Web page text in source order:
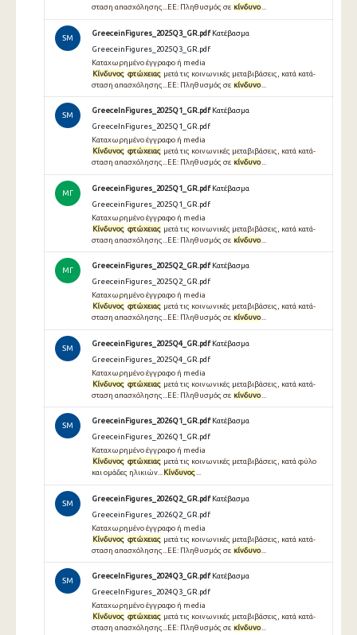
σταση απασχόλησης...ΕΕ: Πληθυσμός σε κίνδυνο...
SM
GreeceinFigures_2025Q3_GR.pdf Κατέβασμα
GreeceinFigures_2025Q3_GR.pdf
Καταχωρημένο έγγραφο ή media
Κίνδυνος φτώχειας μετά τις κοινωνικές μεταβιβάσεις, κατά κατά-
σταση απασχόλησης...ΕΕ: Πληθυσμός σε κίνδυνο...
SM
GreeceInFigures_2025Q1_GR.pdf Κατέβασμα
GreeceInFigures_2025Q1_GR.pdf
Καταχωρημένο έγγραφο ή media
Κίνδυνος φτώχειας μετά τις κοινωνικές μεταβιβάσεις, κατά κατά-
σταση απασχόλησης...ΕΕ: Πληθυσμός σε κίνδυνο...
ΜΓ
GreeceinFigures_2025Q1_GR.pdf Κατέβασμα
GreeceinFigures_2025Q1_GR.pdf
Καταχωρημένο έγγραφο ή media
Κίνδυνος φτώχειας μετά τις κοινωνικές μεταβιβάσεις, κατά κατά-
σταση απασχόλησης...ΕΕ: Πληθυσμός σε κίνδυνο...
ΜΓ
GreeceinFigures_2025Q2_GR.pdf Κατέβασμα
GreeceinFigures_2025Q2_GR.pdf
Καταχωρημένο έγγραφο ή media
Κίνδυνος φτώχειας μετά τις κοινωνικές μεταβιβάσεις, κατά κατά-
σταση απασχόλησης...ΕΕ: Πληθυσμός σε κίνδυνο...
SM
GreeceinFigures_2025Q4_GR.pdf Κατέβασμα
GreeceinFigures_2025Q4_GR.pdf
Καταχωρημένο έγγραφο ή media
Κίνδυνος φτώχειας μετά τις κοινωνικές μεταβιβάσεις, κατά κατά-
σταση απασχόλησης...ΕΕ: Πληθυσμός σε κίνδυνο...
SM
GreeceinFigures_2026Q1_GR.pdf Κατέβασμα
GreeceinFigures_2026Q1_GR.pdf
Καταχωρημένο έγγραφο ή media
Κίνδυνος φτώχειας μετά τις κοινωνικές μεταβιβάσεις, κατά φύλο
και ομάδες ηλικιών... Κίνδυνος...
SM
GreeceinFigures_2026Q2_GR.pdf Κατέβασμα
GreeceinFigures_2026Q2_GR.pdf
Καταχωρημένο έγγραφο ή media
Κίνδυνος φτώχειας μετά τις κοινωνικές μεταβιβάσεις, κατά κατά-
σταση απασχόλησης...ΕΕ: Πληθυσμός σε κίνδυνο...
SM
GreeceInFigures_2024Q3_GR.pdf Κατέβασμα
GreeceInFigures_2024Q3_GR.pdf
Καταχωρημένο έγγραφο ή media
Κίνδυνος φτώχειας μετά τις κοινωνικές μεταβιβάσεις, κατά κατά-
σταση απασχόλησης...ΕΕ: Πληθυσμός σε κίνδυνο...